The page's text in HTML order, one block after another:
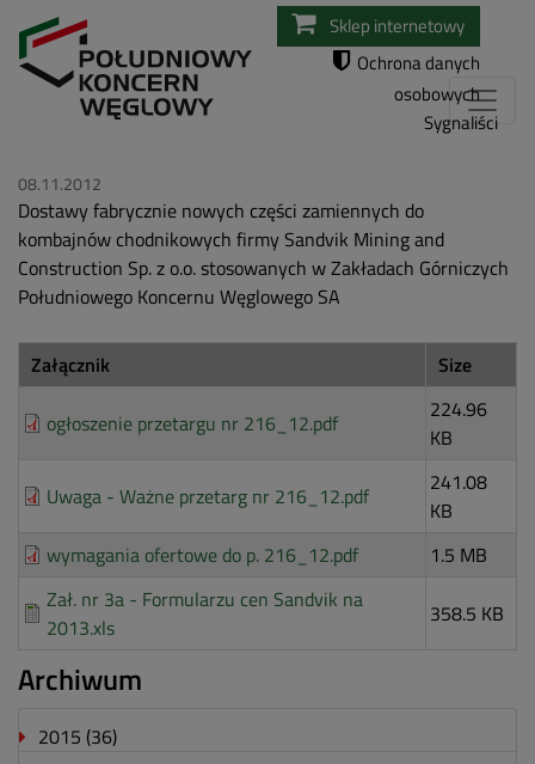
Przejdź
do
Sklep internetowy
Ochrona danych
osobowych
Sygnaliści
08.11.2012
Dostawy fabrycznie nowych części zamiennych do
kombajnów chodnikowych firmy Sandvik Mining and
Construction Sp. z o.o. stosowanych w Zakładach Górniczych
Południowego Koncernu Węglowego SA
Załącznik Size
ogłoszenie przetargu nr 216_12.pdf
224.96
KB
Uwaga - Ważne przetarg nr 216_12.pdf
241.08
KB
wymagania ofertowe do p. 216_12.pdf
1.5 MB
Zał. nr 3a - Formularzu cen Sandvik na
2013.xls
358.5 KB
Archiwum
2015 (36)